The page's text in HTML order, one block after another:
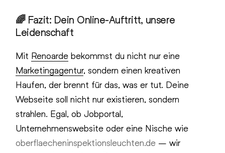
🌈 Fazit: Dein Online-Auftritt, unsere
Leidenschaft
Mit Renoarde bekommst du nicht nur eine
Marketingagentur, sondern einen kreativen
Haufen, der brennt für das, was er tut. Deine
Webseite soll nicht nur existieren, sondern
strahlen. Egal, ob Jobportal,
Unternehmenswebsite oder eine Nische wie
oberflaecheninspektionsleuchten.de – wir